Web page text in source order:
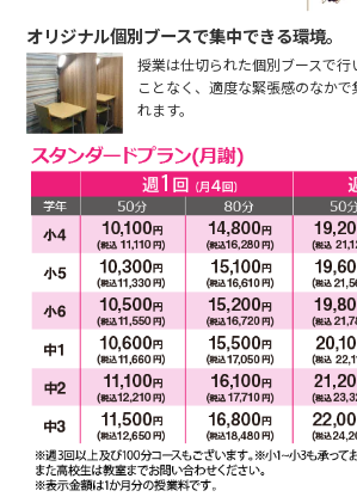
オリジナル個別ブースで集中できる環境。
授業は仕切られた個別ブースで行
ことなく、適度な緊張感のなか
れます。